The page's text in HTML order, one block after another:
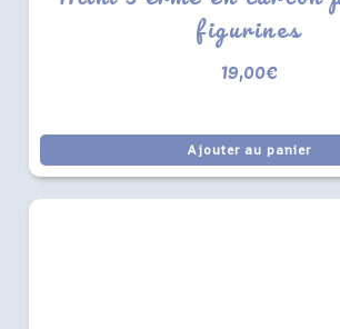
figurines
19,00€
Ajouter au panier